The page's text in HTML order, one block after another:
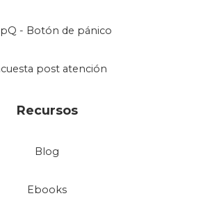
- Botón de pánico
post atención
Recursos
Blog
Ebooks